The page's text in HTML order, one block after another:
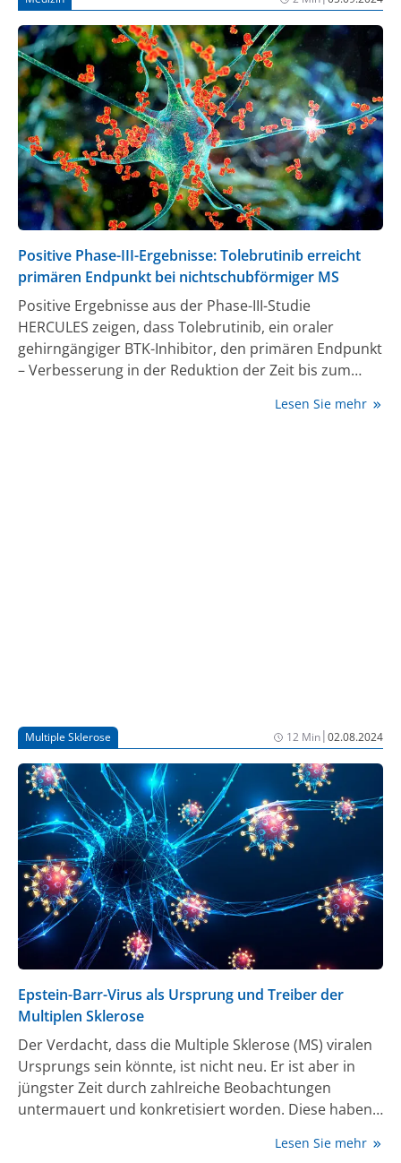
Positive Phase-III-Ergebnisse: Tolebrutinib erreicht
primären Endpunkt bei nichtschubförmiger MS
Positive Ergebnisse aus der Phase-III-Studie
HERCULES zeigen, dass Tolebrutinib, ein oraler
gehirngängiger BTK-Inhibitor, den primären Endpunkt
– Verbesserung in der Reduktion der Zeit bis zum
(CDP) gegenüber Placebo – bei Teilnehmer:innen mit
Lesen Sie mehr
Multiple Sklerose 12 Min|02.08.2024
Epstein-Barr-Virus als Ursprung und Treiber der
Multiplen Sklerose
Der Verdacht, dass die Multiple Sklerose (MS) viralen
Ursprungs sein könnte, ist nicht neu. Er ist aber in
jüngster Zeit durch zahlreiche Beobachtungen
untermauert und konkretisiert worden. Diese haben
zwischen einer Epstein-Barr-Virus (EBV)-Infektion und
Lesen Sie mehr